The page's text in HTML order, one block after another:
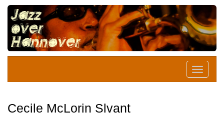
Cecile McLorin Slvant